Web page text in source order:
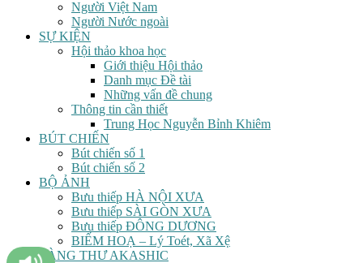
Người Việt Nam
Người Nước ngoài
SỰ KIỆN
Hội thảo khoa học
Giới thiệu Hội thảo
Danh mục Đề tài
Những vấn đề chung
Thông tin cần thiết
Trung Học Nguyễn Bỉnh Khiêm
BÚT CHIẾN
Bút chiến số 1
Bút chiến số 2
BỘ ẢNH
Bưu thiếp HÀ NỘI XƯA
Bưu thiếp SÀI GÒN XƯA
Bưu thiếp ĐÔNG DƯƠNG
BIẾM HOẠ – Lý Toét, Xã Xệ
TÀNG THƯ AKASHIC